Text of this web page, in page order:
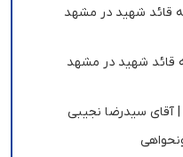
قائد شهید در مشهد
قائد شهید در مشهد
آقای سیدرضا نجیبی